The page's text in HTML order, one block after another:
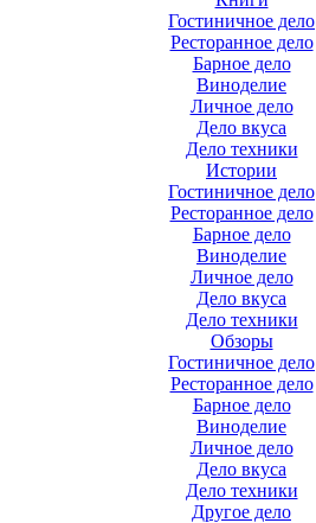
Гостиничное дело
Ресторанное дело
Барное дело
Виноделие
Личное дело
Дело вкуса
Дело техники
Истории
Гостиничное дело
Ресторанное дело
Барное дело
Виноделие
Личное дело
Дело вкуса
Дело техники
Обзоры
Гостиничное дело
Ресторанное дело
Барное дело
Виноделие
Личное дело
Дело вкуса
Дело техники
Другое дело